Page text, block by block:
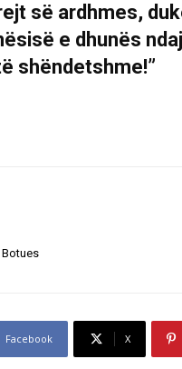
së ardhmes,
e dhunës
shëndetshme!”
Botues
Facebook X